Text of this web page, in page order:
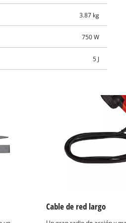
3.87 kg
750 W
5 J
Cable de red largo